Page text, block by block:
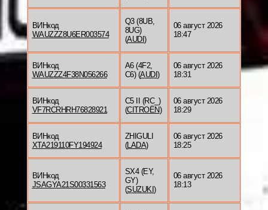
ВИНкод
WAUZZZ8U6ER003574
Q3 (8UB,
8UG)
(AUDI)
06 август 2026
18:47
ВИНкод
WAUZZZ4F38N056266
A6 (4F2,
C6) (AUDI)
06 август 2026
18:31
ВИНкод
VF7RCRHRH76828921
C5 II (RC_)
(CITROËN)
06 август 2026
18:29
ВИНкод
XTA219110FY194924
ZHIGULI
(LADA)
06 август 2026
18:25
ВИНкод
JSAGYA21S00331563
SX4 (EY,
GY)
(SUZUKI)
06 август 2026
18:13